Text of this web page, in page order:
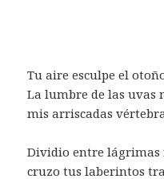
Tu aire esculpe el
La lumbre de las uvas
mis arriscadas
Dividio entre lágrimas
cruzo tus laberintos